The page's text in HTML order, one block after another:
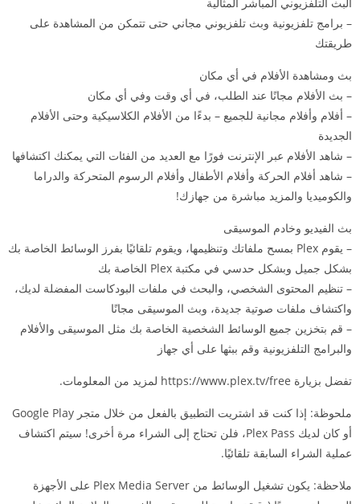
– برامج تلفزيونية وبث تلفزيوني مجاني حتى تتمكن من المشاهدة على
طريقتك
بث ومشاهدة الأفلام في أي مكان
– بث الأفلام مجانًا عند الطلب، في أي وقت وفي أي مكان
– أفلام وأفلام مجانية للجميع – بدءًا من الأفلام الكلاسيكية وحتى الأفلام
الجديدة
– شاهد الأفلام عبر الإنترنت فورًا مع العديد من الفئات التي يمكنك اكتشافها
– شاهد أفلام الحركة وأفلام الأطفال وأفلام الرسوم المتحركة والدراما
والكوميديا ​​والمزيد مباشرة من جهازك!
بث الفيديو وخادم الموسيقى
– يقوم Plex بمسح ملفاتك وتنظيمها، ويقوم تلقائيًا بفرز الوسائط الخاصة بك
بشكل جميل وبشكل حدسي في مكتبة Plex الخاصة بك
– تنظيم المحتوى الشخصي، والبحث في ملفات البودكاست المفضلة لديك،
واكتشاف ملفات صوتية جديدة، وبث الموسيقى مجانًا
– قم بتخزين جميع الوسائط الشخصية الخاصة بك مثل الموسيقى والأفلام
والبرامج التلفزيونية وقم ببثها على أي جهاز
تفضل بزيارة https://www.plex.tv/free لمزيد من المعلومات.
ملحوظة: إذا كنت قد اشتريت التطبيق بالفعل من خلال متجر Google Play
أو كان لديك Plex Pass، فلن تحتاج إلى الشراء مرة أخرى! سيتم اكتشاف
عملية الشراء السابقة تلقائيًا.
ملاحظة: يكون تشغيل الوسائط من Plex Media Server على الأجهزة